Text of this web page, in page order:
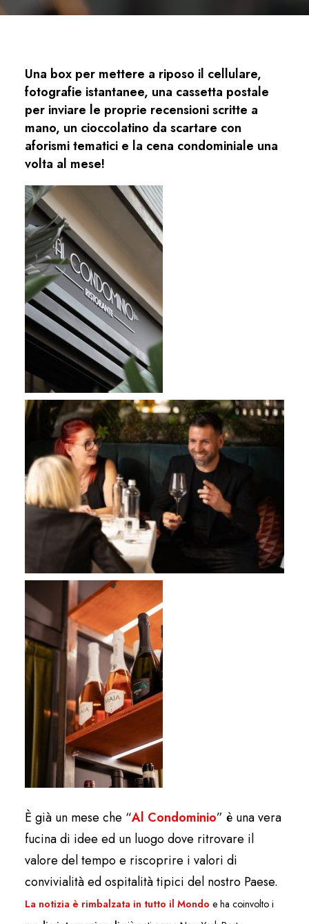
Una box per mettere a riposo il cellulare,
fotografie istantanee, una cassetta postale
per inviare le proprie recensioni scritte a
mano, un cioccolatino da scartare con
aforismi tematici e la cena condominiale una
volta al mese!
È già un mese che “Al Condominio” è una vera
fucina di idee ed un luogo dove ritrovare il
valore del tempo e riscoprire i valori di
convivialità ed ospitalità tipici del nostro Paese.
La notizia è rimbalzata in tutto il Mondo e ha coinvolto i